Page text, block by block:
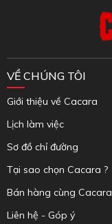
VỀ CHÚNG TÔI
Giới thiệu về Cacara
Lịch làm việc
Sơ đồ chỉ đường
Tại sao chọn Cacara ?
Bán hàng cùng Cacara
Liên hệ - Góp ý